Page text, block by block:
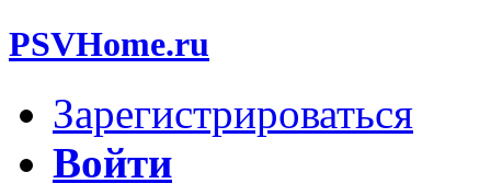
PSVHome.ru
Зарегистрироваться
Войти